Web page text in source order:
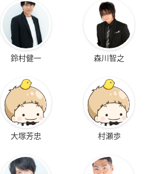
鈴村健一 森川智之
大塚芳忠 村瀬歩